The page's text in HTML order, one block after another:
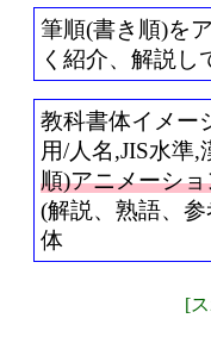
筆順(書き順)を
く紹介、解説し
教科書体イメー
用/人名,JIS水準,
順)アニメーショ
(解説、熟語、
体
[